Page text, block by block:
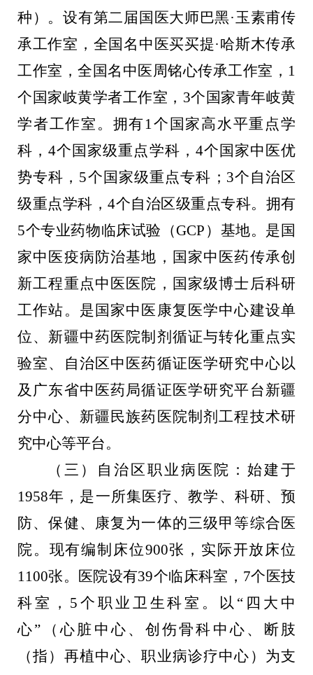
种）。设有第二届国医大师巴黑·玉素甫传
承工作室，全国名中医买买提·哈斯木传承
工作室，全国名中医周铭心传承工作室， 1
个国家岐黄学者工作室， 3个国家青年岐黄
学者工作室。拥有1个国家高水平重点学
科，4个国家级重点学科， 4个国家中医优
势专科， 5个国家级重点专科； 3个自治区
级重点学科， 4个自治区级重点专科。拥有
5个专业药物临床试验（GCP ）基地。是国
家中医疫病防治基地，国家中医药传承创
新工程重点中医医院，国家级博士后科研
工作站。是国家中医康复医学中心建设单
位、新疆中药医院制剂循证与转化重点实
验室、自治区中医药循证医学研究中心以
及广东省中医药局循证医学研究平台新疆
分中心、新疆民族药医院制剂工程技术研
究中心等平台。
（ 三）自治区职业病医院：始建于
1958年，是一所集医疗、教学、科研、预
防、保健、康复为一体的三级甲等综合医
院。现有编制床位900张，实际开放床位
1100张。医院设有39个临床科室， 7个医技
科室， 5 个职业卫生科室。以“四大中
心”（心脏中心、创伤骨科中心、断肢
（指）再植中心、职业病诊疗中心）为支